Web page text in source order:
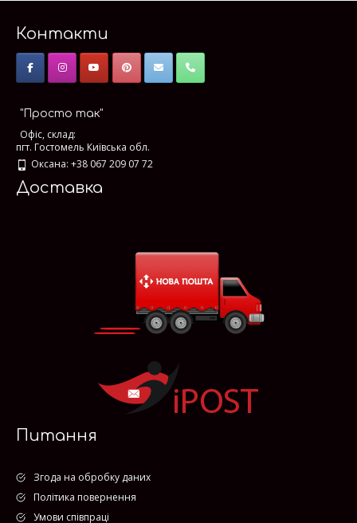
Контакти
"Просто так"
Офіс, склад:
пгт. Гостомель Київська обл.
Оксана: +38 067 209 07 72
Доставка
Питання
Згода на обробку даних
Політика повернення
Умови співпраці